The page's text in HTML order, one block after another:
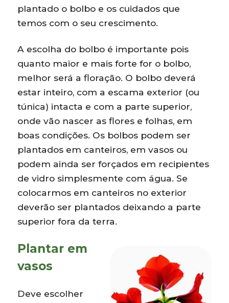
plantado o bolbo e os cuidados que
temos com o seu crescimento.
A escolha do bolbo é importante pois
quanto maior e mais forte for o bolbo,
melhor será a floração. O bolbo deverá
estar inteiro, com a escama exterior (ou
túnica) intacta e com a parte superior,
onde vão nascer as flores e folhas, em
boas condições. Os bolbos podem ser
plantados em canteiros, em vasos ou
podem ainda ser forçados em recipientes
de vidro simplesmente com água. Se
colocarmos em canteiros no exterior
deverão ser plantados deixando a parte
superior fora da terra.
Plantar em
vasos
Deve escolher